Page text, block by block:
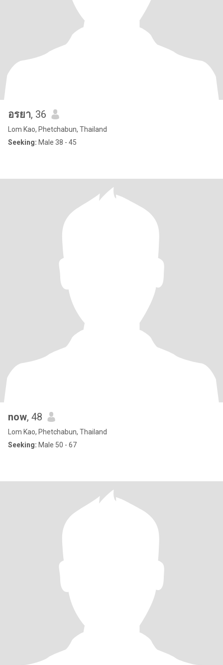
อรยา, 36
Lom Kao, Phetchabun, Thailand
Seeking: Male 38 - 45
now, 48
Lom Kao, Phetchabun, Thailand
Seeking: Male 50 - 67